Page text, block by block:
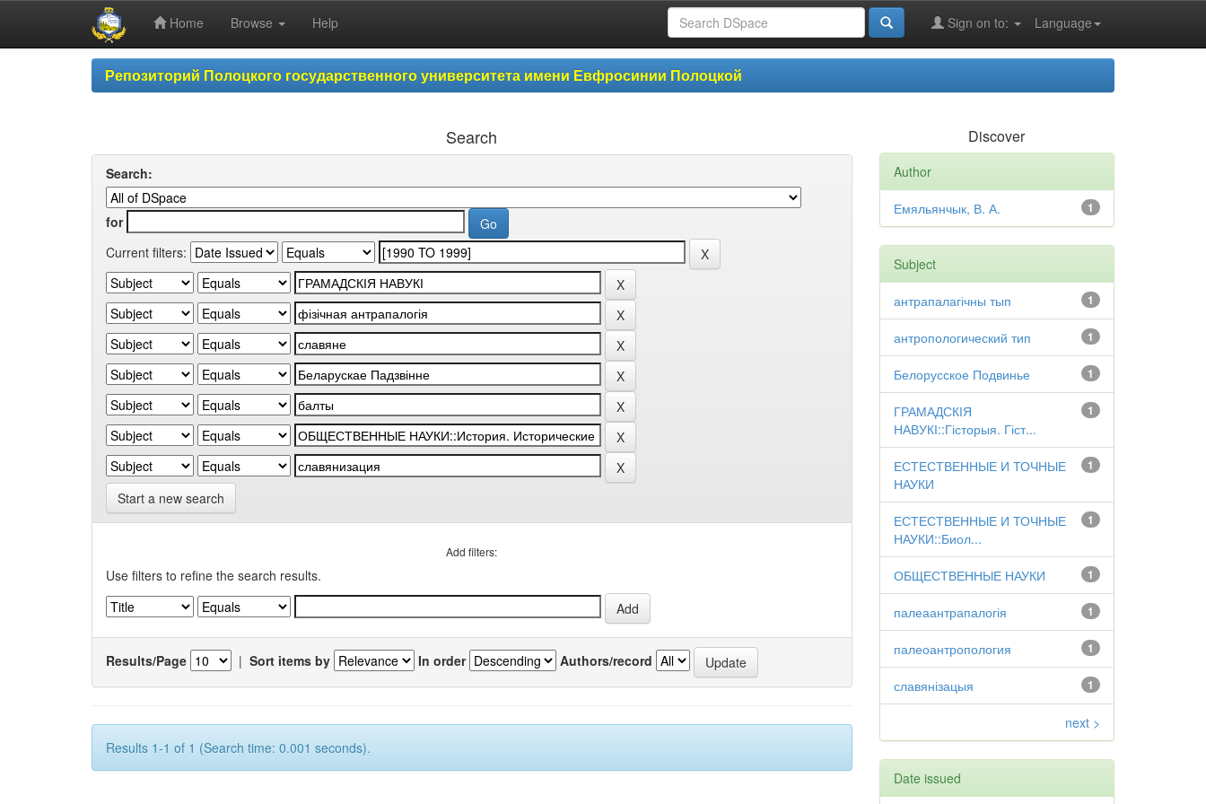
Home Browse Help Language
Sign on to:
Репозиторий Полоцкого государственного университета имени Евфросинии Полоцкой
Search
Search:
for
Current filters:
Start a new search
Add filters:
Use filters to refine the search results.
Results/Page | Sort items by In order Authors/record
Results 1-1 of 1 (Search time: 0.001 seconds).
Discover
Author
1
Емяльянчык, В. А.
Subject
1
антрапалагічны тып
1
антропологический тип
1
Белорусское Подвинье
1
ГРАМАДСКІЯ
НАВУКІ::Гісторыя. Гіст...
1
ЕСТЕСТВЕННЫЕ И ТОЧНЫЕ
НАУКИ
1
ЕСТЕСТВЕННЫЕ И ТОЧНЫЕ
НАУКИ::Биол...
1
ОБЩЕСТВЕННЫЕ НАУКИ
1
палеаантрапалогія
1
палеоантропология
1
славянізацыя
next >
Date issued